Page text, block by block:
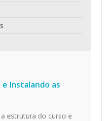
Instalando as
estrutura do curso e